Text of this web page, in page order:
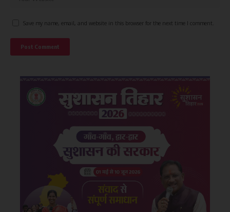
Save my name, email, and website in this browser for the next time I comment.